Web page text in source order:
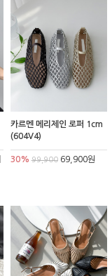
카르멘 메리제인 로퍼 1cm
(604V4)
30% 99,90069,900원